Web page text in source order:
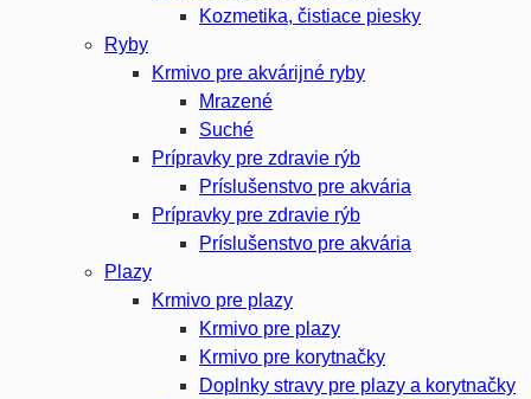
Kozmetika, čistiace piesky
Ryby
Krmivo pre akvárijné ryby
Mrazené
Suché
Prípravky pre zdravie rýb
Príslušenstvo pre akvária
Prípravky pre zdravie rýb
Príslušenstvo pre akvária
Plazy
Krmivo pre plazy
Krmivo pre plazy
Krmivo pre korytnačky
Doplnky stravy pre plazy a korytnačky